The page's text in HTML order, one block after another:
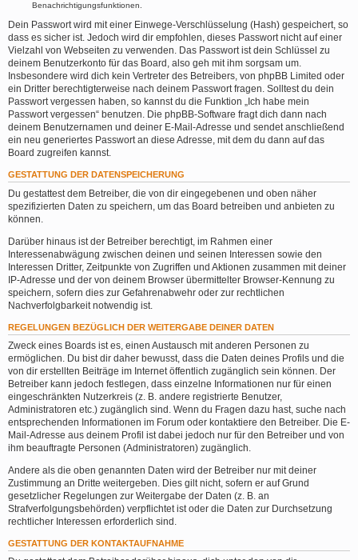
Benachrichtigungsfunktionen.
Dein Passwort wird mit einer Einwege-Verschlüsselung (Hash) gespeichert, so
dass es sicher ist. Jedoch wird dir empfohlen, dieses Passwort nicht auf einer
Vielzahl von Webseiten zu verwenden. Das Passwort ist dein Schlüssel zu
deinem Benutzerkonto für das Board, also geh mit ihm sorgsam um.
Insbesondere wird dich kein Vertreter des Betreibers, von phpBB Limited oder
ein Dritter berechtigterweise nach deinem Passwort fragen. Solltest du dein
Passwort vergessen haben, so kannst du die Funktion „Ich habe mein
Passwort vergessen“ benutzen. Die phpBB-Software fragt dich dann nach
deinem Benutzernamen und deiner E-Mail-Adresse und sendet anschließend
ein neu generiertes Passwort an diese Adresse, mit dem du dann auf das
Board zugreifen kannst.
GESTATTUNG DER DATENSPEICHERUNG
Du gestattest dem Betreiber, die von dir eingegebenen und oben näher
spezifizierten Daten zu speichern, um das Board betreiben und anbieten zu
können.
Darüber hinaus ist der Betreiber berechtigt, im Rahmen einer
Interessenabwägung zwischen deinen und seinen Interessen sowie den
Interessen Dritter, Zeitpunkte von Zugriffen und Aktionen zusammen mit deiner
IP-Adresse und der von deinem Browser übermittelter Browser-Kennung zu
speichern, sofern dies zur Gefahrenabwehr oder zur rechtlichen
Nachverfolgbarkeit notwendig ist.
REGELUNGEN BEZÜGLICH DER WEITERGABE DEINER DATEN
Zweck eines Boards ist es, einen Austausch mit anderen Personen zu
ermöglichen. Du bist dir daher bewusst, dass die Daten deines Profils und die
von dir erstellten Beiträge im Internet öffentlich zugänglich sein können. Der
Betreiber kann jedoch festlegen, dass einzelne Informationen nur für einen
eingeschränkten Nutzerkreis (z. B. andere registrierte Benutzer,
Administratoren etc.) zugänglich sind. Wenn du Fragen dazu hast, suche nach
entsprechenden Informationen im Forum oder kontaktiere den Betreiber. Die E-
Mail-Adresse aus deinem Profil ist dabei jedoch nur für den Betreiber und von
ihm beauftragte Personen (Administratoren) zugänglich.
Andere als die oben genannten Daten wird der Betreiber nur mit deiner
Zustimmung an Dritte weitergeben. Dies gilt nicht, sofern er auf Grund
gesetzlicher Regelungen zur Weitergabe der Daten (z. B. an
Strafverfolgungsbehörden) verpflichtet ist oder die Daten zur Durchsetzung
rechtlicher Interessen erforderlich sind.
GESTATTUNG DER KONTAKTAUFNAHME